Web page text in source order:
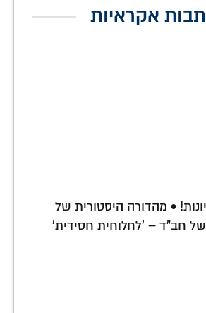
אקראיות
250 גיליונות! • מהדורה היסטורית של
של חב"ד – 'לחלוחית חסידית'